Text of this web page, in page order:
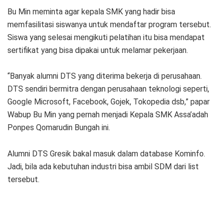
Bu Min meminta agar kepala SMK yang hadir bisa
memfasilitasi siswanya untuk mendaftar program tersebut.
Siswa yang selesai mengikuti pelatihan itu bisa mendapat
sertifikat yang bisa dipakai untuk melamar pekerjaan.
“Banyak alumni DTS yang diterima bekerja di perusahaan.
DTS sendiri bermitra dengan perusahaan teknologi seperti,
Google Microsoft, Facebook, Gojek, Tokopedia dsb,” papar
Wabup Bu Min yang pernah menjadi Kepala SMK Assa’adah
Ponpes Qomarudin Bungah ini.
Alumni DTS Gresik bakal masuk dalam database Kominfo.
Jadi, bila ada kebutuhan industri bisa ambil SDM dari list
tersebut.